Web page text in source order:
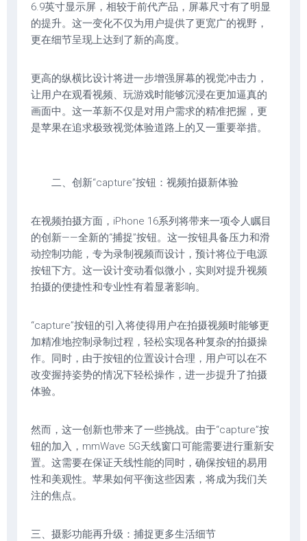
6.9英寸显示屏，相较于前代产品，屏幕尺寸有了明显
的提升。这一变化不仅为用户提供了更宽广的视野，
更在细节呈现上达到了新的高度。
更高的纵横比设计将进一步增强屏幕的视觉冲击力，
让用户在观看视频、玩游戏时能够沉浸在更加逼真的
画面中。这一革新不仅是对用户需求的精准把握，更
是苹果在追求极致视觉体验道路上的又一重要举措。
二、创新“capture”按钮：视频拍摄新体验
在视频拍摄方面，iPhone 16系列将带来一项令人瞩目
的创新——全新的“捕捉”按钮。这一按钮具备压力和滑
动控制功能，专为录制视频而设计，预计将位于电源
按钮下方。这一设计变动看似微小，实则对提升视频
拍摄的便捷性和专业性有着显著影响。
“capture”按钮的引入将使得用户在拍摄视频时能够更
加精准地控制录制过程，轻松实现各种复杂的拍摄操
作。同时，由于按钮的位置设计合理，用户可以在不
改变握持姿势的情况下轻松操作，进一步提升了拍摄
体验。
然而，这一创新也带来了一些挑战。由于“capture”按
钮的加入，mmWave 5G天线窗口可能需要进行重新安
置。这需要在保证天线性能的同时，确保按钮的易用
性和美观性。苹果如何平衡这些因素，将成为我们关
注的焦点。
三、摄影功能再升级：捕捉更多生活细节